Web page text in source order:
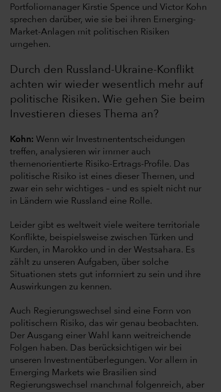
Portfoliomanager Kirstie Spence und Victor Kohn
sprechen darüber, wie sie bei ihren Emerging-
Market-Anlagen mit politischen Risiken
umgehen.
Durch den Russland-Ukraine-Konflikt
achten wir wieder wesentlich mehr auf
politische Risiken. Wie gehen Sie beim
Investieren dieses Thema an?
Kohn: Wenn wir
Investmententscheidungen
treffen, analysieren wir immer auch
themenorientierte Risiko-Ertrags-Profile. Das
politische Risiko ist eines dieser Themen, und
zwar ein sehr wichtiges – und es spielt nicht nur
in Ländern wie Russland eine Rolle.
Leider gibt es weltweit viele weitere territoriale
Konflikte, beispielsweise zwischen Türken und
Kurden, in Marokko und in der Westsahara. Es
zählt zu unseren Aufgaben, über solche
Situationen stets gut informiert zu sein und ihre
Auswirkungen zu kennen.
Auch Regierungswechsel sind eine Form von
politischem Risiko, das wir genau beobachten.
Der Ausgang einer Wahl kann weitreichende
Folgen haben. Das berücksichtigen wir bei
unseren Investmentüberlegungen. Vor allem in
Emerging Markets wie Brasilien sind
Regierungswechsel manchmal folgenreich, aber